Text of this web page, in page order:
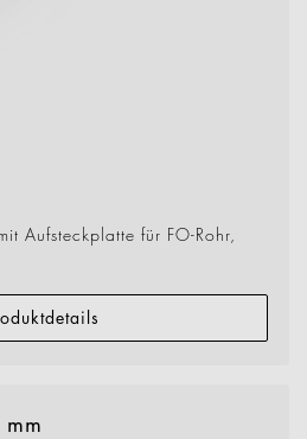
Aufsteckplatte für FO-Rohr,